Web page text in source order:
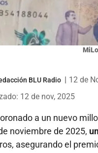
BLU Radio
12 de
12 de nov, 2025
a un nuevo
noviembre de 2025,
asegurando el